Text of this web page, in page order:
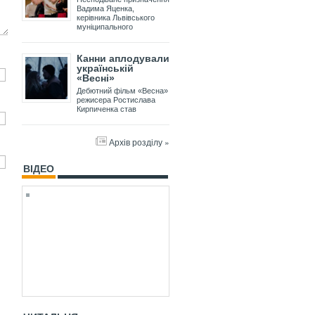
Вадима Яценка,
керівника Львівського
муніципального
Канни аплодували
українській
«Весні»
Дебютний фільм «Весна»
режисера Ростислава
Кирпиченка став
Архів розділу »
ВІДЕО